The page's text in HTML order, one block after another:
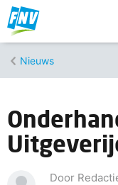
Nieuws
Door